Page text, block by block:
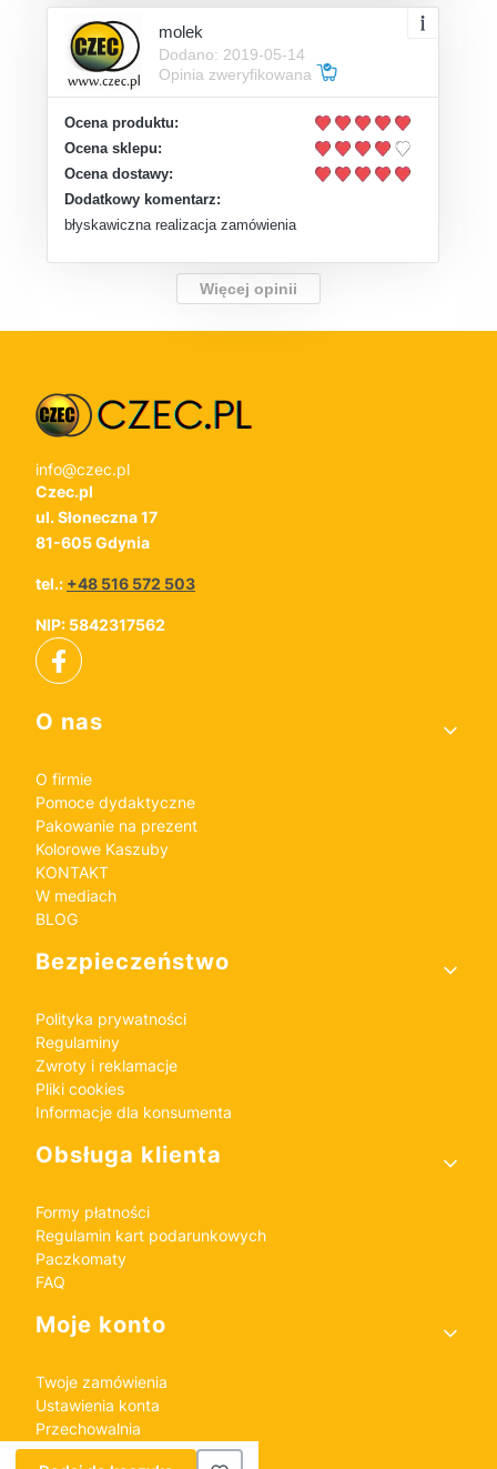
molek
Dodano: 2019-05-14
Opinia zweryfikowana
Ocena produktu:
Ocena sklepu:
Ocena dostawy:
Dodatkowy komentarz:
błyskawiczna realizacja zamówienia
Więcej opinii
info@czec.pl
Czec.pl
ul. Słoneczna 17
81-605 Gdynia
tel.: +48 516 572 503
NIP: 5842317562
Linki w stopce
O nas
O firmie
Pomoce dydaktyczne
Pakowanie na prezent
Kolorowe Kaszuby
KONTAKT
W mediach
BLOG
Bezpieczeństwo
Polityka prywatności
Regulaminy
Zwroty i reklamacje
Pliki cookies
Informacje dla konsumenta
Obsługa klienta
Formy płatności
Regulamin kart podarunkowych
Paczkomaty
FAQ
Moje konto
Twoje zamówienia
Ustawienia konta
Przechowalnia